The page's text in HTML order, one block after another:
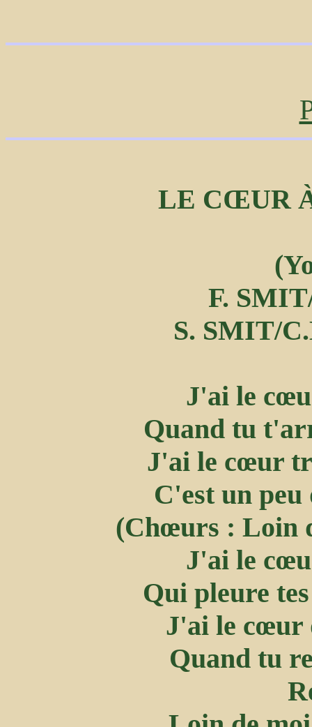
LE CŒUR
F.
S. SMIT/
J'ai le
Quand tu
J'ai le cœur
C'est un peu
(Chœurs : Loin
J'ai le
Qui pleure
J'ai le cœur
Quand tu